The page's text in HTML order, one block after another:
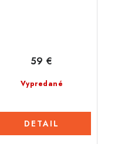
Vypredané
59 €
DETAIL